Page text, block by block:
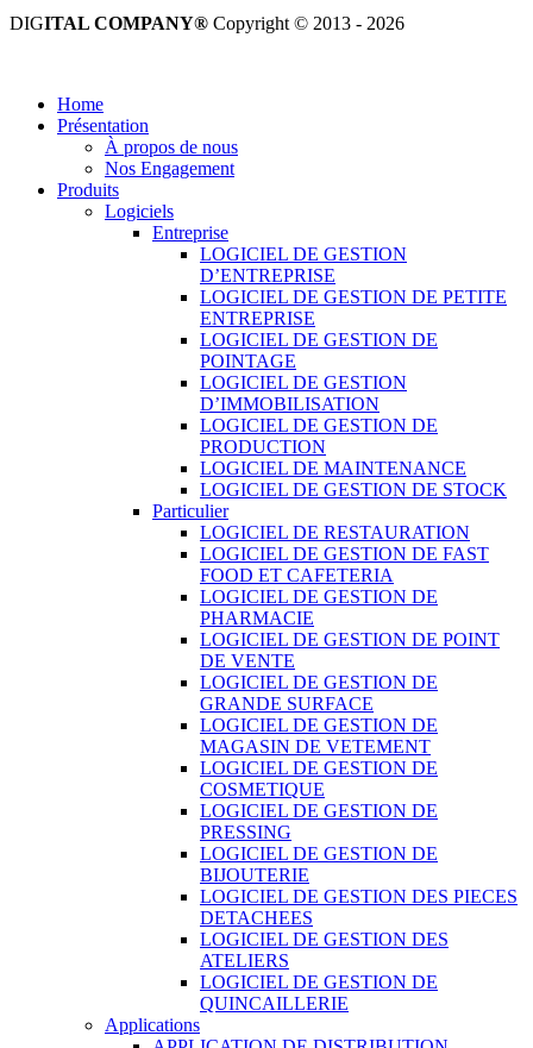
DIGITAL COMPANY® Copyright © 2013 - 2026
Home
Présentation
À propos de nous
Nos Engagement
Produits
Logiciels
Entreprise
LOGICIEL DE GESTION
D’ENTREPRISE
LOGICIEL DE GESTION DE PETITE
ENTREPRISE
LOGICIEL DE GESTION DE
POINTAGE
LOGICIEL DE GESTION
D’IMMOBILISATION
LOGICIEL DE GESTION DE
PRODUCTION
LOGICIEL DE MAINTENANCE
LOGICIEL DE GESTION DE STOCK
Particulier
LOGICIEL DE RESTAURATION
LOGICIEL DE GESTION DE FAST
FOOD ET CAFETERIA
LOGICIEL DE GESTION DE
PHARMACIE
LOGICIEL DE GESTION DE POINT
DE VENTE
LOGICIEL DE GESTION DE
GRANDE SURFACE
LOGICIEL DE GESTION DE
MAGASIN DE VETEMENT
LOGICIEL DE GESTION DE
COSMETIQUE
LOGICIEL DE GESTION DE
PRESSING
LOGICIEL DE GESTION DE
BIJOUTERIE
LOGICIEL DE GESTION DES PIECES
DETACHEES
LOGICIEL DE GESTION DES
ATELIERS
LOGICIEL DE GESTION DE
QUINCAILLERIE
Applications